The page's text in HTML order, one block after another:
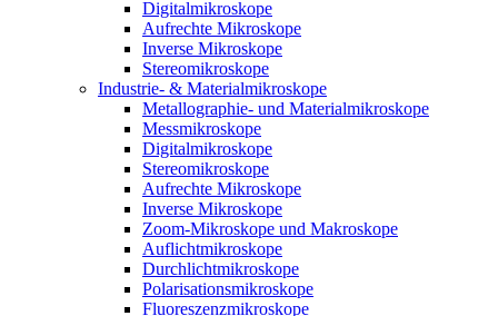
Digitalmikroskope
Aufrechte Mikroskope
Inverse Mikroskope
Stereomikroskope
Industrie- & Materialmikroskope
Metallographie- und Materialmikroskope
Messmikroskope
Digitalmikroskope
Stereomikroskope
Aufrechte Mikroskope
Inverse Mikroskope
Zoom-Mikroskope und Makroskope
Auflichtmikroskope
Durchlichtmikroskope
Polarisationsmikroskope
Fluoreszenzmikroskope